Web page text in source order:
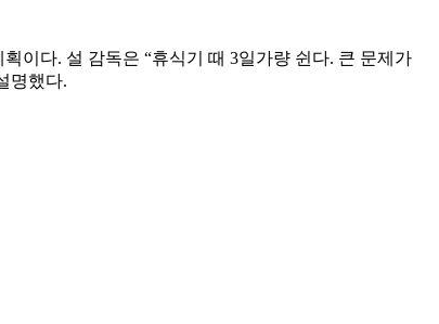
이다. 설 감독은 “휴식기 때 3일가량 쉰다. 큰 문제가
명했다.